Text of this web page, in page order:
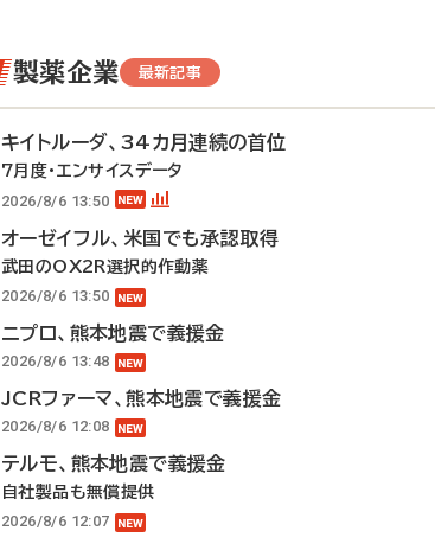
製薬企業 最新記事
キイトルーダ、34カ月連続の首位
7月度・エンサイスデータ
2026/8/6 13:50
オーゼイフル、米国でも承認取得
武田のOX2R選択的作動薬
2026/8/6 13:50
ニプロ、熊本地震で義援金
2026/8/6 13:48
JCRファーマ、熊本地震で義援金
2026/8/6 12:08
テルモ、熊本地震で義援金
自社製品も無償提供
2026/8/6 12:07